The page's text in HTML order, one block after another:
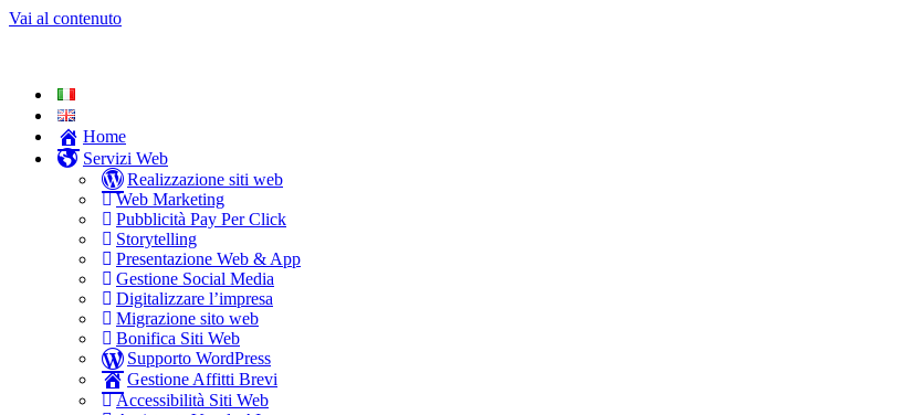
Vai al contenuto
Home
Servizi Web
Realizzazione siti web
Web Marketing
Pubblicità Pay Per Click
Storytelling
Presentazione Web & App
Gestione Social Media
Digitalizzare l’impresa
Migrazione sito web
Bonifica Siti Web
Supporto WordPress
Gestione Affitti Brevi
Accessibilità Siti Web